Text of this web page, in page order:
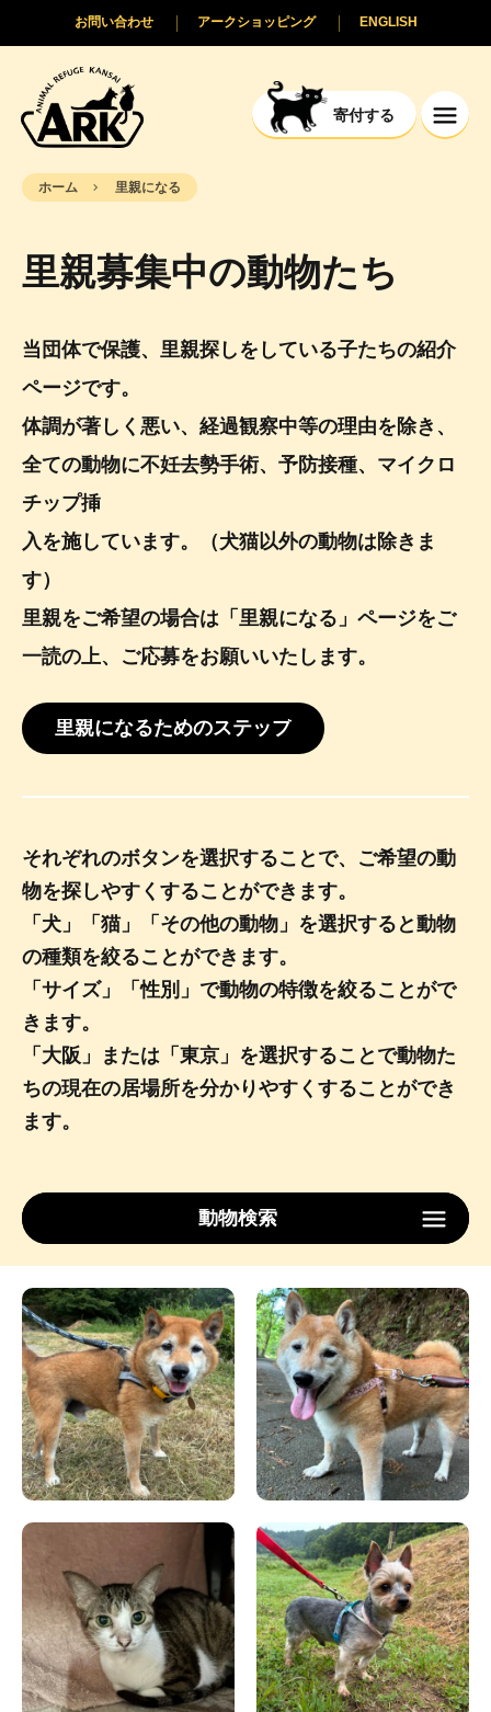
寄付する
ENGLISH
アークショッピング
お問い合わせ
ホーム 里親になる
里親募集中の動物たち
当団体で保護、里親探しをしている子たちの紹介
ページです。
体調が著しく悪い、経過観察中等の理由を除き、
全ての動物に不妊去勢手術、予防接種、マイクロ
チップ挿
入を施しています。（犬猫以外の動物は除きま
す）
里親をご希望の場合は「里親になる」ページをご
一読の上、ご応募をお願いいたします。
里親になるためのステップ
それぞれのボタンを選択することで、ご希望の動
物を探しやすくすることができます。
「犬」「猫」「その他の動物」を選択すると動物
の種類を絞ることができます。
「サイズ」「性別」で動物の特徴を絞ることがで
きます。
「大阪」または「東京」を選択することで動物た
ちの現在の居場所を分かりやすくすることができ
ます。
動物検索
サイズ 性別
ロケーション
検索する